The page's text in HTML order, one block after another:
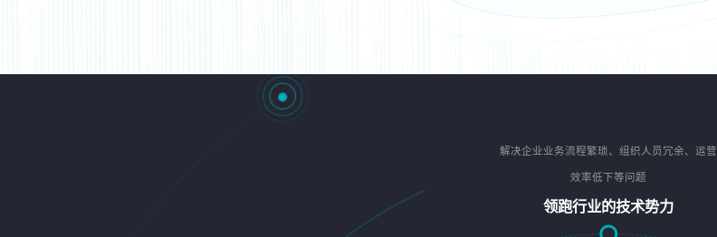
解决企业业务流程繁琐、组织人员冗余、运营
效率低下等问题
领跑行业的技术势力